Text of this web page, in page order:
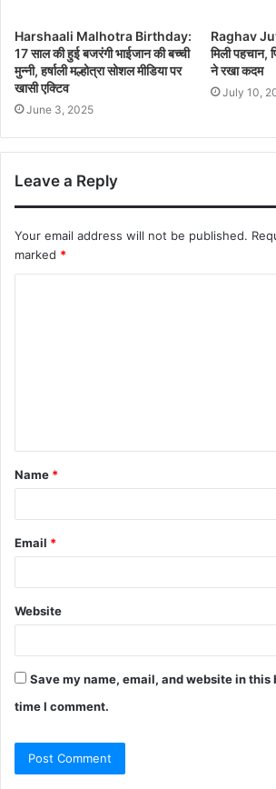
Harshaali Malhotra Birthday:
17 साल की हुई बजरंगी भाईजान की बच्ची
मुन्नी, हर्षाली मल्होत्रा सोशल मीडिया पर
खासी एक्टिव
June 3, 2025
Raghav
मिली पहचान,
ने रखा कदम
July 10,
Leave a Reply
Your email address will not be published.
marked *
t
*
Name *
Email *
Website
Save my name, email, and website in this
time I comment.